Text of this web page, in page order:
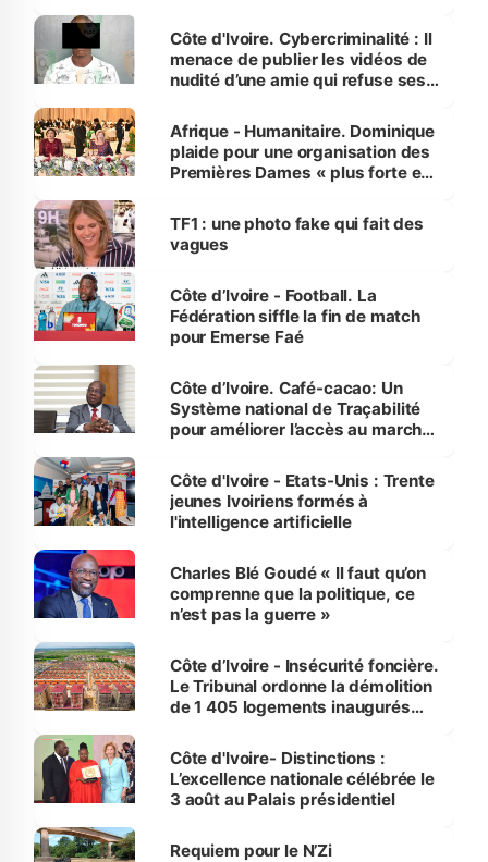
des Transports
Côte d'Ivoire. Cybercriminalité : Il
menace de publier les vidéos de
nudité d’une amie qui refuse ses
Afrique - Humanitaire. Dominique
plaide pour une organisation des
Premières Dames « plus forte et
sur la scène internationale »
TF1 : une photo fake qui fait des
vagues
Côte d’Ivoire - Football. La
Fédération siffle la fin de match
pour Emerse Faé
Côte d’Ivoire. Café-cacao: Un
Système national de Traçabilité
pour améliorer l’accès au marché
Côte d'Ivoire - Etats-Unis : Trente
jeunes Ivoiriens formés à
l'intelligence artificielle
Charles Blé Goudé « Il faut qu’on
comprenne que la politique, ce
n’est pas la guerre »
Côte d’Ivoire - Insécurité foncière.
Le Tribunal ordonne la démolition
de 1 405 logements inaugurés
Bassam
Côte d'Ivoire- Distinctions :
L’excellence nationale célébrée le
3 août au Palais présidentiel
Requiem pour le N’Zi